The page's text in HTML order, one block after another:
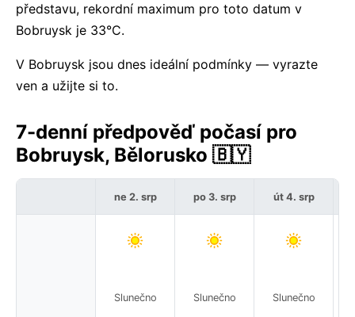
představu, rekordní maximum pro toto datum v
Bobruysk je 33°C.
V Bobruysk jsou dnes ideální podmínky — vyrazte
ven a užijte si to.
7-denní předpověď počasí pro
Bobruysk, Bělorusko 🇧🇾
ne 2. srp
Slunečno
po 3. srp
Slunečno
út 4. srp
Slunečno